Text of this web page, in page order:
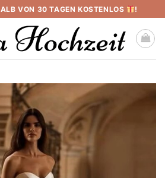
VON 30 TAGEN KOSTENLOS !